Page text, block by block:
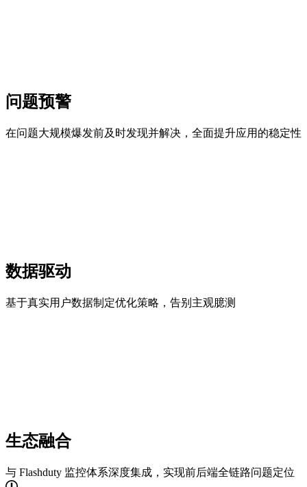
问题预警
在问题大规模爆发前及时发现并解决，全面提升应用的稳定性
数据驱动
基于真实用户数据制定优化策略，告别主观臆测
生态融合
与 Flashduty 监控体系深度集成，实现前后端全链路问题定位